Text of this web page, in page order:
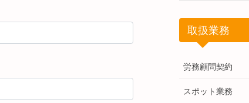
取扱業務
労務顧問契約
スポット業務